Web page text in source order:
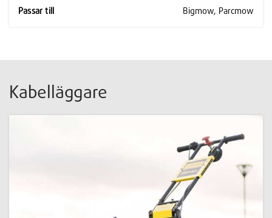
Passar till Bigmow, Parcmow
Kabelläggare